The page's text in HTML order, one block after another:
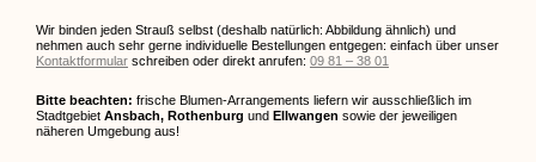
Wir binden jeden Strauß selbst (deshalb natürlich: Abbildung ähnlich) und
nehmen auch sehr gerne individuelle Bestellungen entgegen: einfach über unser
Kontaktformular schreiben oder direkt anrufen: 09 81 – 38 01
Bitte beachten: frische Blumen-Arrangements liefern wir ausschließlich im
Stadtgebiet Ansbach, Rothenburg und Ellwangen sowie der jeweiligen
näheren Umgebung aus!